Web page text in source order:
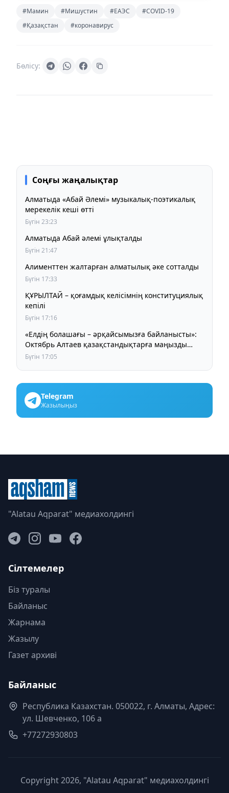
#Мамин #Мишустин #ЕАЭС
#COVID-19
#Қазақстан
#коронавирус
Бөлісу:
Соңғы жаңалықтар
Алматыда «Абай Әлемі» музыкалық-поэтикалық
мерекелік кеші өтті
Бүгін 23:23
Алматыда Абай әлемі ұлықталды
Бүгін 21:47
Алименттен жалтарған алматылық әке сотталды
Бүгін 17:33
ҚҰРЫЛТАЙ – қоғамдық келісімнің конституциялық
кепілі
Бүгін 17:16
«Елдің болашағы – әрқайсымызға байланысты»:
Октябрь Алтаев қазақстандықтарға маңызды
үндеу жасады
Бүгін 17:05
Telegram
Жазылыңыз
"Alatau Aqparat" медиахолдингі
Сілтемелер
Біз туралы
Байланыс
Жарнама
Жазылу
Газет архиві
Байланыс
Республика Казахстан. 050022, г. Алматы, Адрес:
ул. Шевченко, 106 а
+77272930803
Copyright 2026, "Alatau Aqparat" медиахолдингі